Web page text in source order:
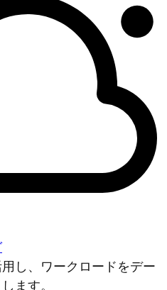
し、ワークロードをデー
ます。